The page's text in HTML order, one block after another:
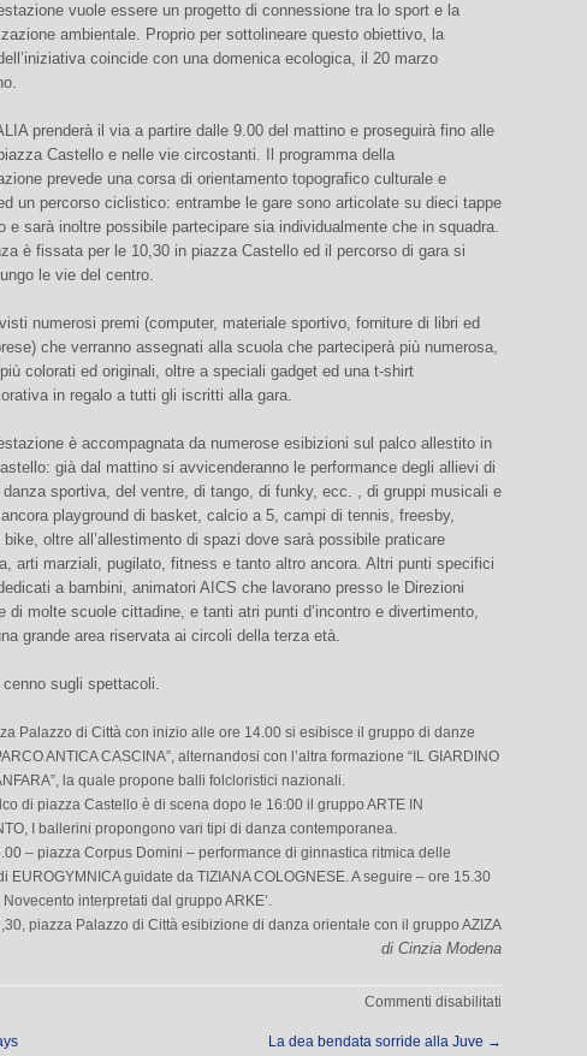
vuole essere un progetto di connessione tra lo sport e la
ambientale. Proprio per sottolineare questo obiettivo, la
coincide con una domenica ecologica, il 20 marzo
prenderà il via a partire dalle 9.00 del mattino e proseguirà fino alle
Castello e nelle vie circostanti. Il programma della
prevede una corsa di orientamento topografico culturale e
un percorso ciclistico: entrambe le gare sono articolate su dieci tappe
e sarà inoltre possibile partecipare sia individualmente che in squadra.
è fissata per le 10,30 in piazza Castello ed il percorso di gara si
le vie del centro.
numerosi premi (computer, materiale sportivo, forniture di libri ed
che verranno assegnati alla scuola che parteciperà più numerosa,
colorati ed originali, oltre a speciali gadget ed una t-shirt
in regalo a tutti gli iscritti alla gara.
è accompagnata da numerose esibizioni sul palco allestito in
già dal mattino si avvicenderanno le performance degli allievi di
sportiva, del ventre, di tango, di funky, ecc. , di gruppi musicali e
playground di basket, calcio a 5, campi di tennis, freesby,
bike, oltre all’allestimento di spazi dove sarà possibile praticare
arti marziali, pugilato, fitness e tanto altro ancora. Altri punti specifici
a bambini, animatori AICS che lavorano presso le Direzioni
di molte scuole cittadine, e tanti atri punti d’incontro e divertimento,
grande area riservata ai circoli della terza età.
cenno sugli spettacoli.
Palazzo di Città con inizio alle ore 14.00 si esibisce il gruppo di danze
ANTICA CASCINA”, alternandosi con l’altra formazione “IL GIARDINO
la quale propone balli folcloristici nazionali.
di piazza Castello è di scena dopo le 16:00 il gruppo ARTE IN
I ballerini propongono vari tipi di danza contemporanea.
– piazza Corpus Domini – performance di ginnastica ritmica delle
EUROGYMNICA guidate da TIZIANA COLOGNESE. A seguire – ore 15.30
interpretati dal gruppo ARKE’.
piazza Palazzo di Città esibizione di danza orientale con il gruppo AZIZA
di Cinzia Modena
Commenti disabilitati
La dea bendata sorride alla Juve →